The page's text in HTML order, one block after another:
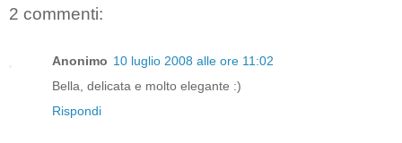
2 commenti:
Anonimo 10 luglio 2008 alle ore 11:02
Bella, delicata e molto elegante :)
Rispondi